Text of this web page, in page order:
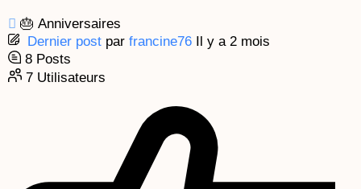
🎂 Anniversaires
Dernier post par francine76 Il y a 2 mois
8 Posts
7 Utilisateurs